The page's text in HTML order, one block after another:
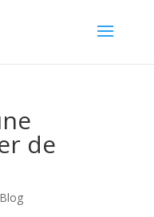
de
Blog